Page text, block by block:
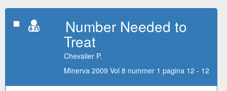
Number Needed to
Treat
Chevalier P.
Minerva 2009 Vol 8 nummer 1 pagina 12 - 12